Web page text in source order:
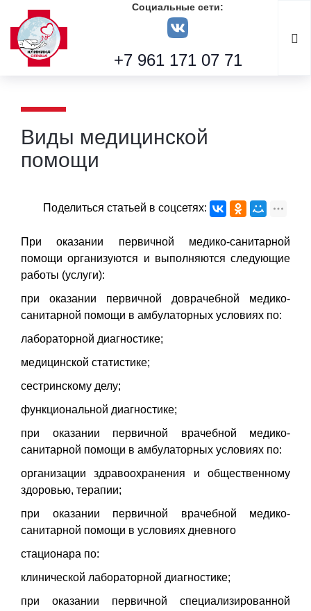
Социальные сети:
+7 961 171 07 71
Виды медицинской
помощи
Поделиться статьей в соцсетях:
При оказании первичной медико-санитарной
помощи организуются и выполняются следующие
работы (услуги):
при оказании первичной доврачебной медико-
санитарной помощи в амбулаторных условиях по:
лабораторной диагностике;
медицинской статистике;
сестринскому делу;
функциональной диагностике;
при оказании первичной врачебной медико-
санитарной помощи в амбулаторных условиях по:
организации здравоохранения и общественному
здоровью, терапии;
при оказании первичной врачебной медико-
санитарной помощи в условиях дневного
стационара по:
клинической лабораторной диагностике;
при оказании первичной специализированной